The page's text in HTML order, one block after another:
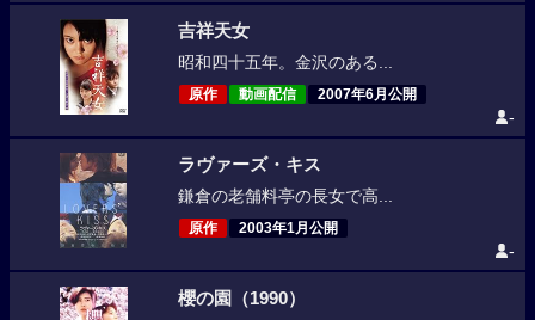
吉祥天女
昭和四十五年。金沢のある...
原作 動画配信 2007年6月公開
-
ラヴァーズ・キス
鎌倉の老舗料亭の長女で高...
原作 2003年1月公開
-
櫻の園（1990）